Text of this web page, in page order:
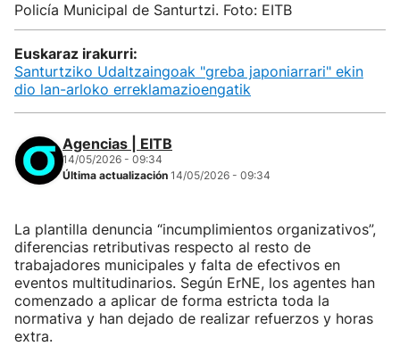
Policía Municipal de Santurtzi. Foto: EITB
Euskaraz irakurri:
Santurtziko Udaltzaingoak "greba japoniarrari" ekin
dio lan-arloko erreklamazioengatik
Agencias | EITB
14/05/2026 - 09:34
Última actualización 14/05/2026 - 09:34
La plantilla denuncia “incumplimientos organizativos”,
diferencias retributivas respecto al resto de
trabajadores municipales y falta de efectivos en
eventos multitudinarios. Según ErNE, los agentes han
comenzado a aplicar de forma estricta toda la
normativa y han dejado de realizar refuerzos y horas
extra.